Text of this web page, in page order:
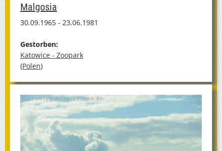
Malgosia
30.09.1965 - 23.06.1981
Gestorben:
Katowice - Zoopark
(Polen)